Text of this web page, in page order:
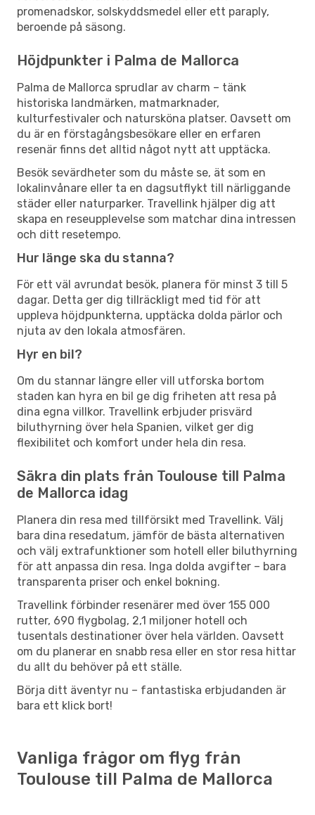
promenadskor, solskyddsmedel eller ett paraply,
beroende på säsong.
Höjdpunkter i Palma de Mallorca
Palma de Mallorca sprudlar av charm – tänk
historiska landmärken, matmarknader,
kulturfestivaler och natursköna platser. Oavsett om
du är en förstagångsbesökare eller en erfaren
resenär finns det alltid något nytt att upptäcka.
Besök sevärdheter som du måste se, ät som en
lokalinvånare eller ta en dagsutflykt till närliggande
städer eller naturparker. Travellink hjälper dig att
skapa en reseupplevelse som matchar dina intressen
och ditt resetempo.
Hur länge ska du stanna?
För ett väl avrundat besök, planera för minst 3 till 5
dagar. Detta ger dig tillräckligt med tid för att
uppleva höjdpunkterna, upptäcka dolda pärlor och
njuta av den lokala atmosfären.
Hyr en bil?
Om du stannar längre eller vill utforska bortom
staden kan hyra en bil ge dig friheten att resa på
dina egna villkor. Travellink erbjuder prisvärd
biluthyrning över hela Spanien, vilket ger dig
flexibilitet och komfort under hela din resa.
Säkra din plats från Toulouse till Palma
de Mallorca idag
Planera din resa med tillförsikt med Travellink. Välj
bara dina resedatum, jämför de bästa alternativen
och välj extrafunktioner som hotell eller biluthyrning
för att anpassa din resa. Inga dolda avgifter – bara
transparenta priser och enkel bokning.
Travellink förbinder resenärer med över 155 000
rutter, 690 flygbolag, 2,1 miljoner hotell och
tusentals destinationer över hela världen. Oavsett
om du planerar en snabb resa eller en stor resa hittar
du allt du behöver på ett ställe.
Börja ditt äventyr nu – fantastiska erbjudanden är
bara ett klick bort!
Vanliga frågor om flyg från
Toulouse till Palma de Mallorca